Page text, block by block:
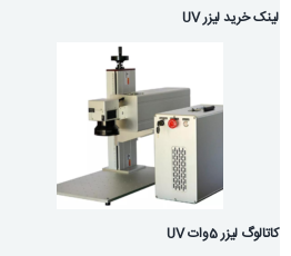
لینک خرید لیزر UV
کاتالوگ لیزر 5وات UV